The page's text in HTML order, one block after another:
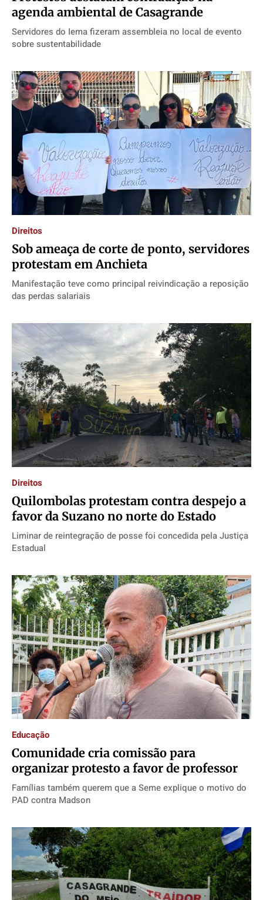
agenda ambiental de Casagrande
Servidores do Iema fizeram assembleia no local de evento
sobre sustentabilidade
Direitos
Sob ameaça de corte de ponto, servidores
protestam em Anchieta
Manifestação teve como principal reivindicação a reposição
das perdas salariais
Direitos
Quilombolas protestam contra despejo a
favor da Suzano no norte do Estado
Liminar de reintegração de posse foi concedida pela Justiça
Estadual
Educação
Comunidade cria comissão para
organizar protesto a favor de professor
Famílias também querem que a Seme explique o motivo do
PAD contra Madson